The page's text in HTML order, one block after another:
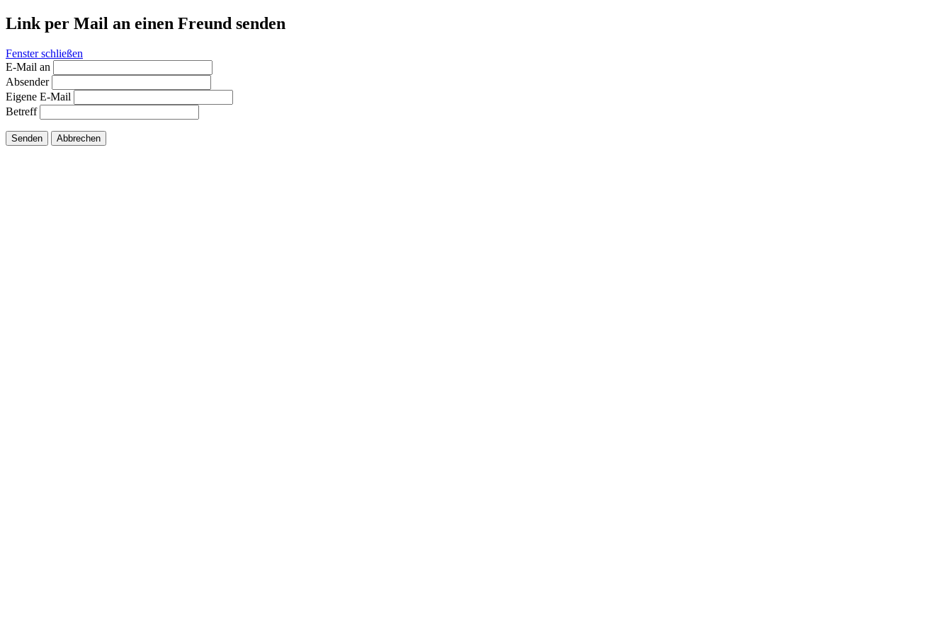
Link per Mail an einen Freund senden
Fenster schließen
E-Mail an
Absender
Eigene E-Mail
Betreff
Senden Abbrechen